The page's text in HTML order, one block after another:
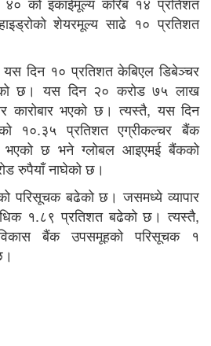
शेयरमूल्य साढे १० प्रतिशत
यस दिन १० प्रतिशत केबिएल डिबेञ्चर
छ। यस दिन २० करोड ७५ लाख
कारोबार भएको छ। त्यस्तै, यस दिन
१०.३५ प्रतिशत एग्रीकल्चर बैंक
भएको छ भने ग्लोबल आइएमई बैंकको
रुपैयाँ नाघेको छ।
परिसूचक बढेको छ। जसमध्ये व्यापार
१.८९ प्रतिशत बढेको छ। त्यस्तै,
बैंक उपसमूहको परिसूचक १